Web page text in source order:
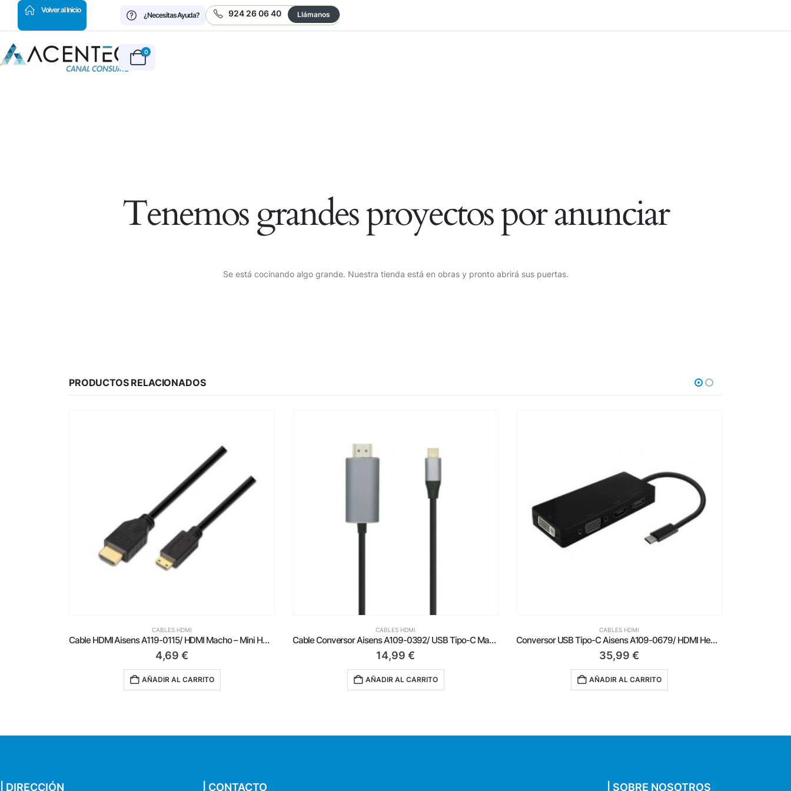
Volver al Inicio
¿Necesitas Ayuda?
924 26 06 40 Llámanos
0
Tenemos grandes proyectos por anunciar
Se está cocinando algo grande. Nuestra tienda está en obras y pronto abrirá sus puertas.
PRODUCTOS RELACIONADOS
CABLES HDMI
Cable HDMI Aisens A119-0115/ HDMI Macho – Mini HDMI Macho/ Hasta 10W/ 720Mbps/ 3m/ Negro
4,69 €
AÑADIR AL CARRITO
CABLES HDMI
Cable Conversor Aisens A109-0392/ USB Tipo-C Macho – HDMI Macho/ Hasta 27W/ 1250Mbps/ 80cm/ Negro
14,99 €
AÑADIR AL CARRITO
CABLES HDMI
Conversor USB Tipo-C Aisens A109-0679/ HDMI Hembra – VGA Hembra – DVI Hembra – DisplayPort Hembra/ 15cm/ Negro
35,99 €
AÑADIR AL CARRITO
| DIRECCIÓN | CONTACTO | SOBRE NOSOTROS